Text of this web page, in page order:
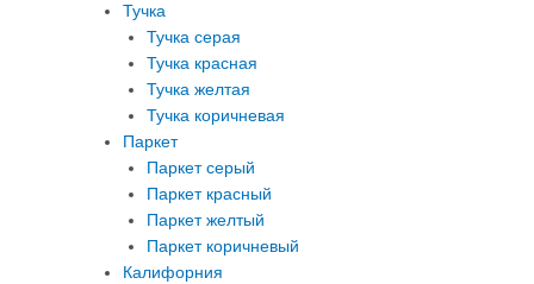
Тучка
Тучка серая
Тучка красная
Тучка желтая
Тучка коричневая
Паркет
Паркет серый
Паркет красный
Паркет желтый
Паркет коричневый
Калифорния